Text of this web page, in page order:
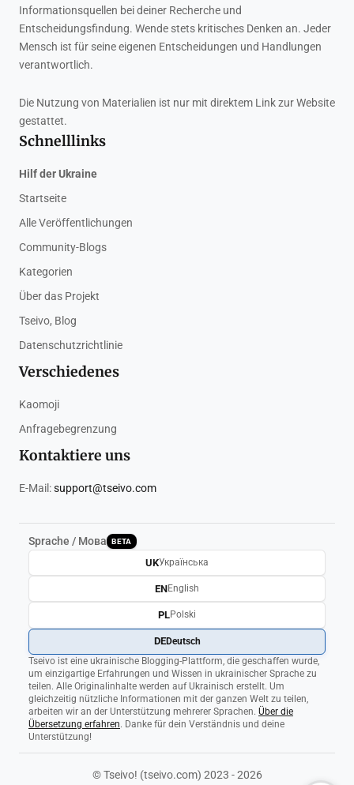
Informationsquellen bei deiner Recherche und
Entscheidungsfindung. Wende stets kritisches Denken an. Jeder
Mensch ist für seine eigenen Entscheidungen und Handlungen
verantwortlich.
Die Nutzung von Materialien ist nur mit direktem Link zur Website
gestattet.
Schnelllinks
Hilf der Ukraine
Startseite
Alle Veröffentlichungen
Community-Blogs
Kategorien
Über das Projekt
Tseivo, Blog
Datenschutzrichtlinie
Verschiedenes
Kaomoji
Anfragebegrenzung
Kontaktiere uns
E-Mail:support@tseivo.com
Sprache / Мова BETA
Tseivo ist eine ukrainische Blogging-Plattform, die geschaffen wurde,
um einzigartige Erfahrungen und Wissen in ukrainischer Sprache zu
teilen. Alle Originalinhalte werden auf Ukrainisch erstellt. Um
gleichzeitig nützliche Informationen mit der ganzen Welt zu teilen,
arbeiten wir an der Unterstützung mehrerer Sprachen. Über die
Übersetzung erfahren. Danke für dein Verständnis und deine
Unterstützung!
UKУкраїнська
ENEnglish
PLPolski
DEDeutsch
© Tseivo! (tseivo.com) 2023 - 2026